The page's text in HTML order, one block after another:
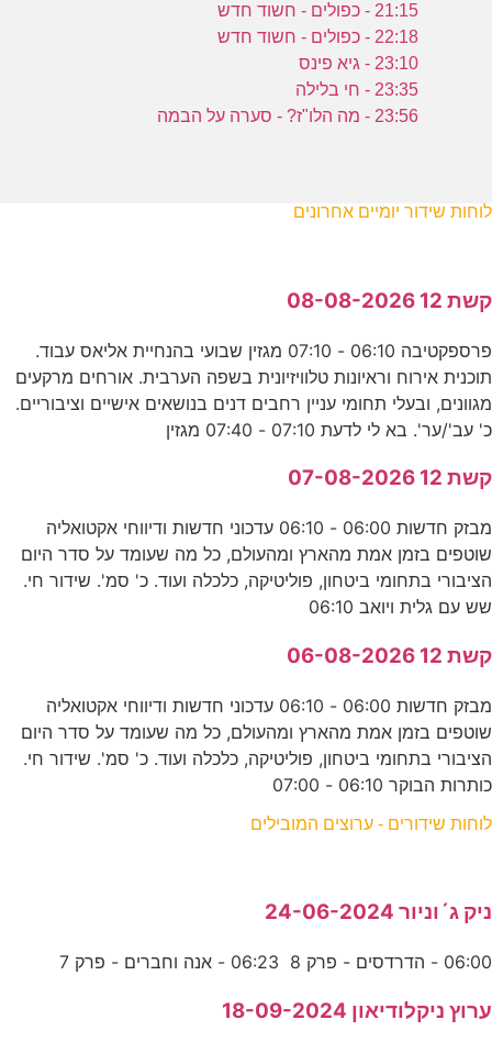
21:15 - כפולים - חשוד חדש
22:18 - כפולים - חשוד חדש
23:10 - גיא פינס
23:35 - חי בלילה
23:56 - מה הלו"ז? - סערה על הבמה
לוחות שידור יומיים אחרונים
קשת 12 08-08-2026
פרספקטיבה 06:10 - 07:10 מגזין שבועי בהנחיית אליאס עבוד.
תוכנית אירוח וראיונות טלוויזיונית בשפה הערבית. אורחים מרקעים
מגוונים, ובעלי תחומי עניין רחבים דנים בנושאים אישיים וציבוריים.
כ' עב'/ער'. בא לי לדעת 07:10 - 07:40 מגזין
קשת 12 07-08-2026
מבזק חדשות 06:00 - 06:10 עדכוני חדשות ודיווחי אקטואליה
שוטפים בזמן אמת מהארץ ומהעולם, כל מה שעומד על סדר היום
הציבורי בתחומי ביטחון, פוליטיקה, כלכלה ועוד. כ' סמ'. שידור חי.
שש עם גלית ויואב 06:10
קשת 12 06-08-2026
מבזק חדשות 06:00 - 06:10 עדכוני חדשות ודיווחי אקטואליה
שוטפים בזמן אמת מהארץ ומהעולם, כל מה שעומד על סדר היום
הציבורי בתחומי ביטחון, פוליטיקה, כלכלה ועוד. כ' סמ'. שידור חי.
כותרות הבוקר 06:10 - 07:00
לוחות שידורים - ערוצים המובילים
ניק ג´וניור 24-06-2024
06:00 - הדרדסים - פרק 8 06:23 - אנה וחברים - פרק 7
ערוץ ניקלודיאון 18-09-2024